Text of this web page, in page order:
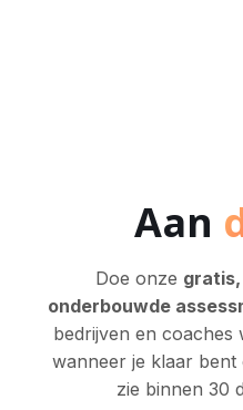
Aan
Doe onze
onderbouwde
bedrijven en coaches
wanneer je klaar bent
zie binnen 30